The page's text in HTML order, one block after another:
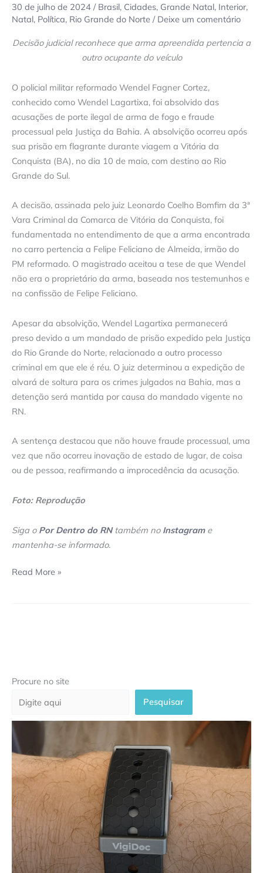
30 de julho de 2024 / Brasil, Cidades, Grande Natal, Interior,
Natal, Política, Rio Grande do Norte / Deixe um comentário
Decisão judicial reconhece que arma apreendida pertencia a
outro ocupante do veículo
O policial militar reformado Wendel Fagner Cortez,
conhecido como Wendel Lagartixa, foi absolvido das
acusações de porte ilegal de arma de fogo e fraude
processual pela Justiça da Bahia. A absolvição ocorreu após
sua prisão em flagrante durante viagem a Vitória da
Conquista (BA), no dia 10 de maio, com destino ao Rio
Grande do Sul.
A decisão, assinada pelo juiz Leonardo Coelho Bomfim da 3ª
Vara Criminal da Comarca de Vitória da Conquista, foi
fundamentada no entendimento de que a arma encontrada
no carro pertencia a Felipe Feliciano de Almeida, irmão do
PM reformado. O magistrado aceitou a tese de que Wendel
não era o proprietário da arma, baseada nos testemunhos e
na confissão de Felipe Feliciano.
Apesar da absolvição, Wendel Lagartixa permanecerá
preso devido a um mandado de prisão expedido pela Justiça
do Rio Grande do Norte, relacionado a outro processo
criminal em que ele é réu. O juiz determinou a expedição de
alvará de soltura para os crimes julgados na Bahia, mas a
detenção será mantida por causa do mandado vigente no
RN.
A sentença destacou que não houve fraude processual, uma
vez que não ocorreu inovação de estado de lugar, de coisa
ou de pessoa, reafirmando a improcedência da acusação.
Foto: Reprodução
Siga o Por Dentro do RNtambém no Instagrame
mantenha-se informado.
Read More »
Procure no site
Pesquisar